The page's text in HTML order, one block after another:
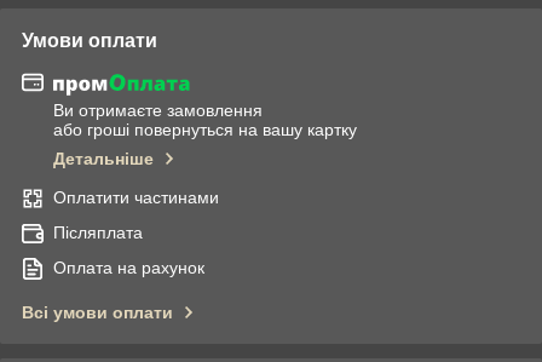
Умови оплати
Ви отримаєте замовлення
або гроші повернуться на вашу картку
Детальніше
Оплатити частинами
Післяплата
Оплата на рахунок
Всі умови оплати